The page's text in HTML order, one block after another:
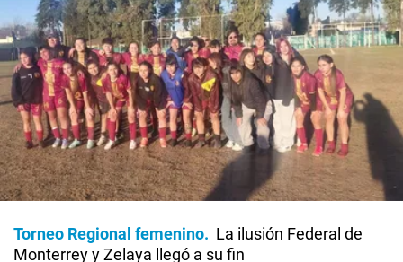
Torneo Regional femenino
La ilusión Federal de
Monterrey y Zelaya llegó a su fin